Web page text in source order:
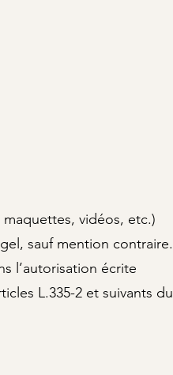
vidéos, etc.)
sauf mention contraire.
l’autorisation écrite
L.335-2 et suivants du